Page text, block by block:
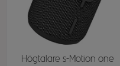
Högtalare s-Motion one